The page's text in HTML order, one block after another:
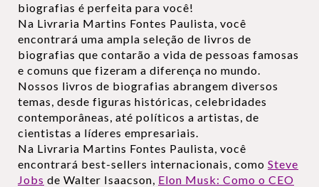
biografias é perfeita para você!
Na Livraria Martins Fontes Paulista, você
encontrará uma ampla seleção de livros de
biografias que contarão a vida de pessoas famosas
e comuns que fizeram a diferença no mundo.
Nossos livros de biografias abrangem diversos
temas, desde figuras históricas, celebridades
contemporâneas, até políticos a artistas, de
cientistas a líderes empresariais.
Na Livraria Martins Fontes Paulista, você
encontrará best-sellers internacionais, como Steve
Jobs de Walter Isaacson, Elon Musk: Como o CEO